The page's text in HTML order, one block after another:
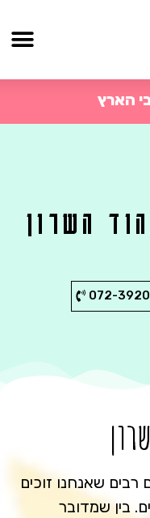
הארץ
השרון
072-
שאנחנו זוכים
בין שמדובר